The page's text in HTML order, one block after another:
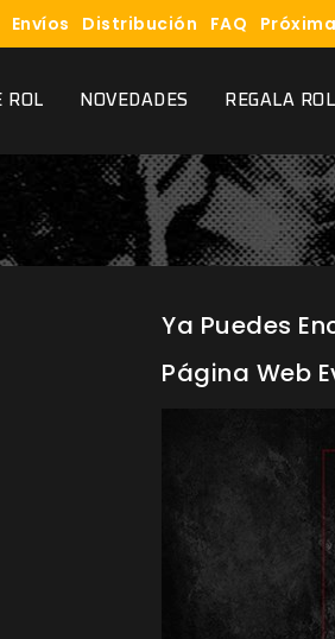
Envíos Distribución FAQ
ROL NOVEDADES REGALA ROL
Ya Puedes
Página Web